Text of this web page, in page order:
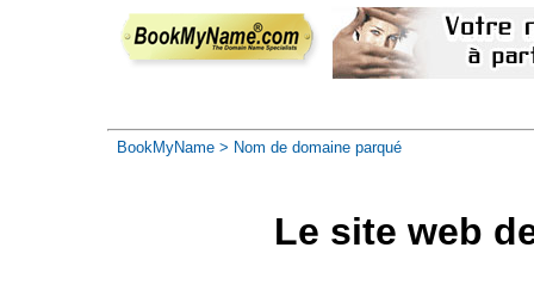
BookMyName > Nom de domaine parqué
Le site web